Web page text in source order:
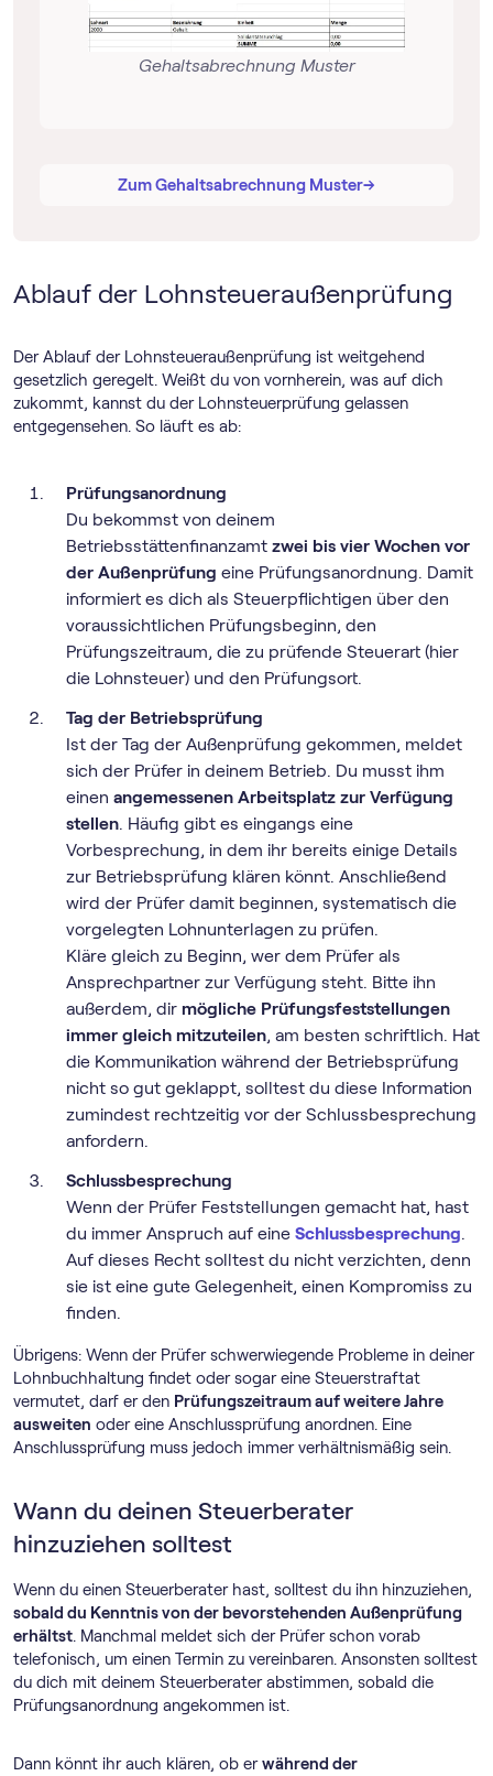
Gehaltsabrechnung Muster
Zum Gehaltsabrechnung Muster→
→
Ablauf der Lohnsteueraußenprüfung
Der Ablauf der Lohnsteueraußenprüfung ist weitgehend
gesetzlich geregelt. Weißt du von vornherein, was auf dich
zukommt, kannst du der Lohnsteuerprüfung gelassen
entgegensehen. So läuft es ab:
Prüfungsanordnung
Du bekommst von deinem
Betriebsstättenfinanzamt zwei bis vier Wochen vor
der Außenprüfung eine Prüfungsanordnung. Damit
informiert es dich als Steuerpflichtigen über den
voraussichtlichen Prüfungsbeginn, den
Prüfungszeitraum, die zu prüfende Steuerart (hier
die Lohnsteuer) und den Prüfungsort.
Tag der Betriebsprüfung
Ist der Tag der Außenprüfung gekommen, meldet
sich der Prüfer in deinem Betrieb. Du musst ihm
einen angemessenen Arbeitsplatz zur Verfügung
stellen. Häufig gibt es eingangs eine
Vorbesprechung, in dem ihr bereits einige Details
zur Betriebsprüfung klären könnt. Anschließend
wird der Prüfer damit beginnen, systematisch die
vorgelegten Lohnunterlagen zu prüfen.
Kläre gleich zu Beginn, wer dem Prüfer als
Ansprechpartner zur Verfügung steht. Bitte ihn
außerdem, dir mögliche Prüfungsfeststellungen
immer gleich mitzuteilen, am besten schriftlich. Hat
die Kommunikation während der Betriebsprüfung
nicht so gut geklappt, solltest du diese Information
zumindest rechtzeitig vor der Schlussbesprechung
anfordern.
Schlussbesprechung
Wenn der Prüfer Feststellungen gemacht hat, hast
du immer Anspruch auf eine Schlussbesprechung.
Auf dieses Recht solltest du nicht verzichten, denn
sie ist eine gute Gelegenheit, einen Kompromiss zu
finden.
Übrigens: Wenn der Prüfer schwerwiegende Probleme in deiner
Lohnbuchhaltung findet oder sogar eine Steuerstraftat
vermutet, darf er den Prüfungszeitraum auf weitere Jahre
ausweiten oder eine Anschlussprüfung anordnen. Eine
Anschlussprüfung muss jedoch immer verhältnismäßig sein.
Wann du deinen Steuerberater
hinzuziehen solltest
Wenn du einen Steuerberater hast, solltest du ihn hinzuziehen,
sobald du Kenntnis von der bevorstehenden Außenprüfung
erhältst. Manchmal meldet sich der Prüfer schon vorab
telefonisch, um einen Termin zu vereinbaren. Ansonsten solltest
du dich mit deinem Steuerberater abstimmen, sobald die
Prüfungsanordnung angekommen ist.
Dann könnt ihr auch klären, ob erwährend der